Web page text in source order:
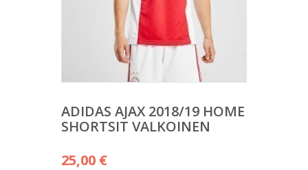
ADIDAS AJAX 2018/19 HOME
SHORTSIT VALKOINEN
25,00 €